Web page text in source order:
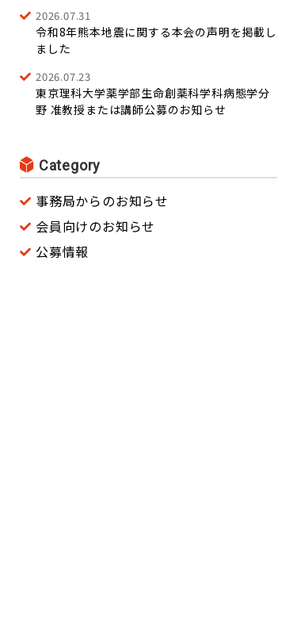
2026.07.31
令和8年熊本地震に関する本会の声明を掲載し
ました
2026.07.23
東京理科大学薬学部生命創薬科学科病態学分
野 准教授または講師公募のお知らせ
Category
事務局からのお知らせ
会員向けのお知らせ
公募情報